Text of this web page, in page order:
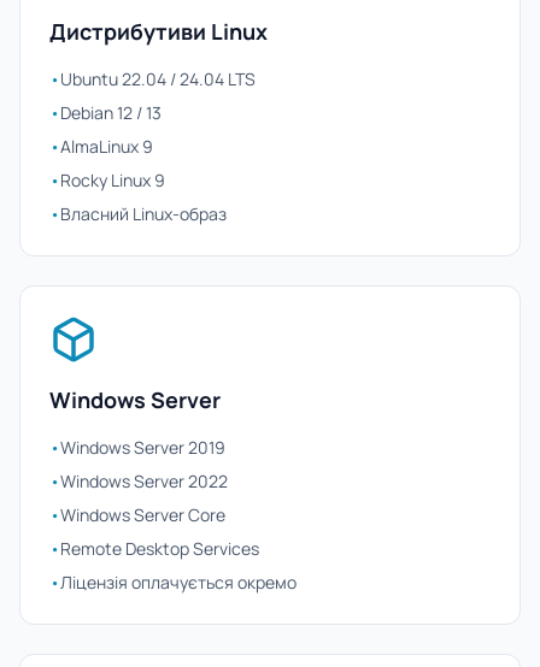
Дистрибутиви Linux
•Ubuntu 22.04 / 24.04 LTS
•Debian 12 / 13
•AlmaLinux 9
•Rocky Linux 9
•Власний Linux-образ
Windows Server
•Windows Server 2019
•Windows Server 2022
•Windows Server Core
•Remote Desktop Services
•Ліцензія оплачується окремо